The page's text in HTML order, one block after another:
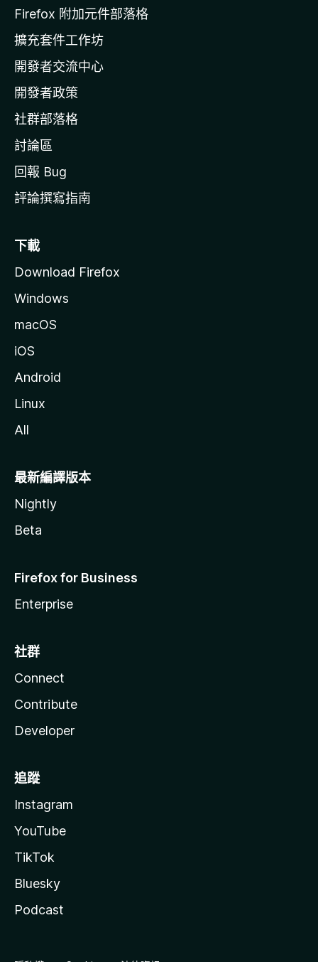
l
a
官
網
Firefox 附加元件部落格
擴充套件工作坊
開發者交流中心
開發者政策
社群部落格
討論區
回報 Bug
評論撰寫指南
下載
Download Firefox
Windows
macOS
iOS
Android
Linux
All
最新編譯版本
Nightly
Beta
Firefox for Business
Enterprise
社群
Connect
Contribute
Developer
追蹤
Instagram
YouTube
TikTok
Bluesky
Podcast